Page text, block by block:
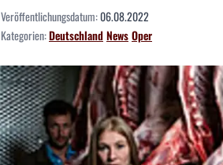
Veröffentlichungsdatum:06.08.2022
Kategorien:DeutschlandNewsOper